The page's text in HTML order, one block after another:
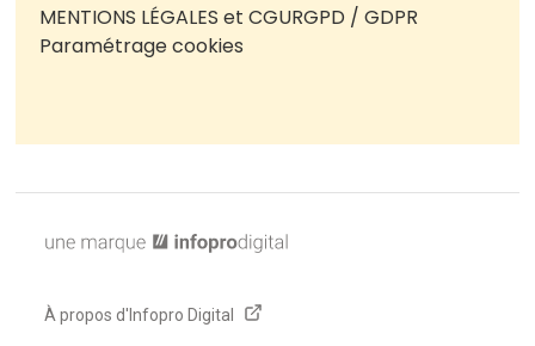
MENTIONS LÉGALES et CGURGPD / GDPR
Paramétrage cookies